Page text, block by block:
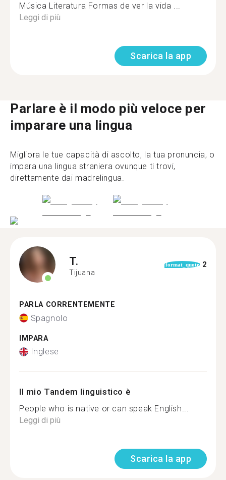
Música Literatura Formas de ver la vida ...
Leggi di più
Scarica la app
Parlare è il modo più veloce per
imparare una lingua
Migliora le tue capacità di ascolto, la tua pronuncia, o
impara una lingua straniera ovunque ti trovi,
direttamente dai madrelingua.
T.
Tijuana
format_quote 2
PARLA CORRENTEMENTE
Spagnolo
IMPARA
Inglese
Il mio Tandem linguistico è
People who is native or can speak English...
Leggi di più
Scarica la app